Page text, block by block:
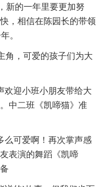
新的一年里要更加努
，相信在陈园长的带领
。
角，可爱的孩子们为大
欢迎小班小朋友带给大
中二班《凯啼猫》准
么可爱啊！再次掌声感
表演的舞蹈《凯啼